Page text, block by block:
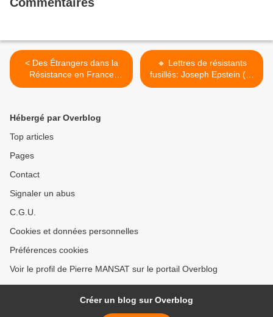
< Des Étrangers dans la
Résistance en France
Mémorial de la Shoah
🔸️ Lettres de résistants
fusillés: Joseph Epstein (II)
chef FTP région parisienne
Hébergé par Overblog
Top articles
Pages
Contact
Signaler un abus
C.G.U.
Cookies et données personnelles
Préférences cookies
Voir le profil de Pierre MANSAT sur le portail Overblog
Créer un blog sur Overblog